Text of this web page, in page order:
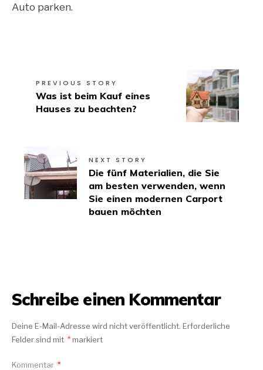
Auto parken.
PREVIOUS STORY
Was ist beim Kauf eines
Hauses zu beachten?
NEXT STORY
Die fünf Materialien, die Sie
am besten verwenden, wenn
Sie einen modernen Carport
bauen möchten
Schreibe einen Kommentar
Deine E-Mail-Adresse wird nicht veröffentlicht. Erforderliche
Felder sind mit *markiert
Kommentar *